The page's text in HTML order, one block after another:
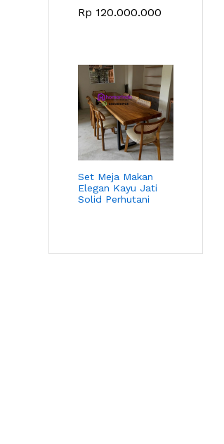
Rp 120.000.000
Set Meja Makan
Elegan Kayu Jati
Solid Perhutani